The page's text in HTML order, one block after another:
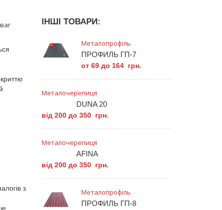
з
ІНШІ ТОВАРИ:
Металопрофіль
ПРОФИЛЬ ГП-7
от 69 до 164 грн.
Металочерепиця
DUNA 20
від 200 до 350 грн.
Металочерепиця
AFINA
від 200 до 350 грн.
Металопрофіль
ПРОФИЛЬ ГП-8